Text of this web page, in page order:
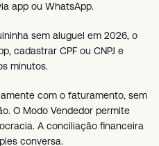
app ou WhatsApp.
sem aluguel em 2026, o
cadastrar CPF ou CNPJ e
minutos.
com o faturamento, sem
O Modo Vendedor permite
A conciliação financeira
conversa.